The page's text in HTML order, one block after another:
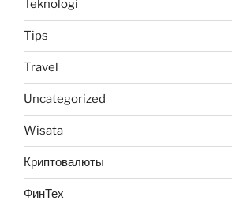
Teknologi
Tips
Travel
Uncategorized
Wisata
Криптовалюты
ФинТех